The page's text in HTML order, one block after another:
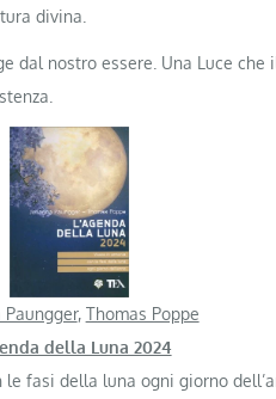
divina.
dal nostro essere. Una Luce
Paungger, Thomas Poppe
della Luna 2024
le fasi della luna ogni giorno